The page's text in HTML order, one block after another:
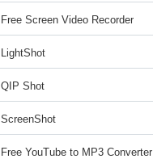
Free Screen Video Recorder
LightShot
QIP Shot
ScreenShot
Free YouTube to MP3 Converter